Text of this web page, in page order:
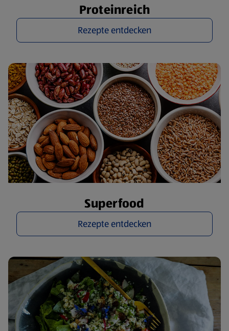
Proteinreich
Rezepte entdecken
Superfood
Rezepte entdecken